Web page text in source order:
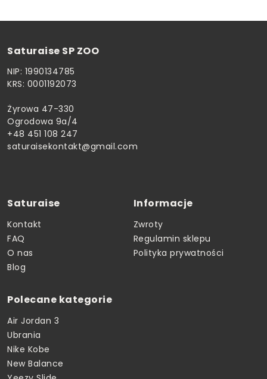
Saturaise SP ZOO
NIP: 1990134785
KRS: 0001192073
Żyrowa 47-330
Ogrodowa 9a/4
+48 451 108 247
saturaisekontakt@gmail.com
Saturaise
Kontakt
FAQ
O nas
Blog
Informacje
Zwroty
Regulamin sklepu
Polityka prywatności
Polecane kategorie
Air Jordan 3
Ubrania
Nike Kobe
New Balance